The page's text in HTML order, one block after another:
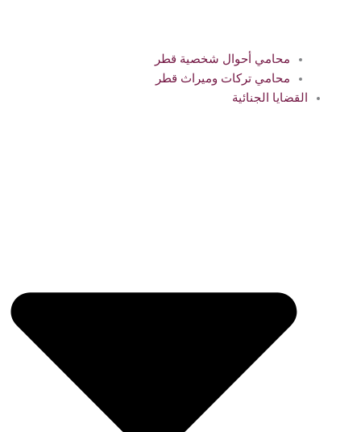
محامي أحوال شخصية قطر
محامي تركات وميراث قطر
القضايا الجنائية